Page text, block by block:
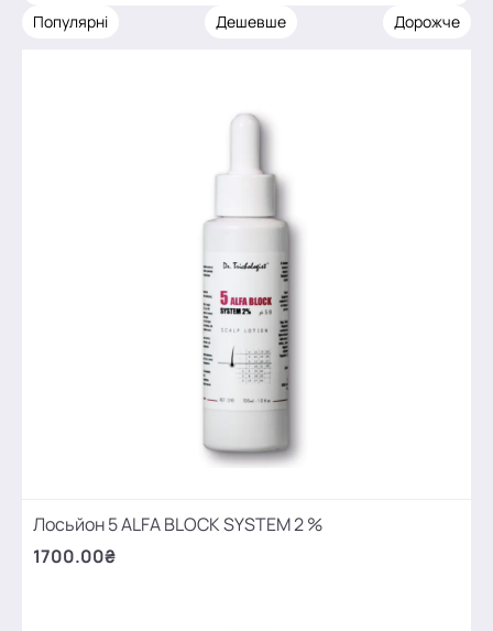
Популярні
Дешевше Дорожче
Лосьйон 5 ALFA BLOCK SYSTEM 2 %
1700.00₴